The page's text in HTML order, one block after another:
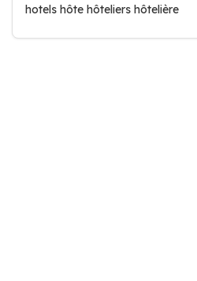
hotels hôte hôteliers hôtelière